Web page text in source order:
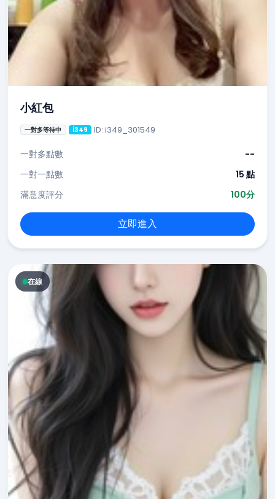
小紅包
一對多等待中 i349 ID: i349_301549
一對多點數
--
一對一點數
15 點
滿意度評分
100分
立即進入
在線